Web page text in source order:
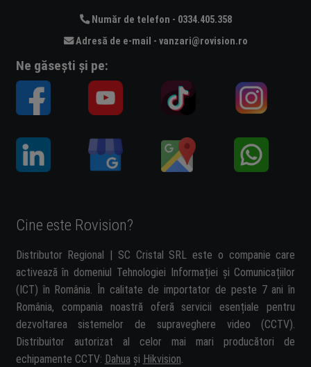
Număr de telefon - 0334.405.358
Adresă de e-mail - vanzari@rovision.ro
Ne găsești și pe:
Cine este Rovision?
Distributor Regional | SC Cristal SRL este o companie care
activează în domeniul Tehnologiei Informației și Comunicațiilor
(ICT) în România. În calitate de importator de peste 7 ani în
România, compania noastră oferă servicii esențiale pentru
dezvoltarea sistemelor de supraveghere video (CCTV).
Distribuitor autorizat al celor mai mari producători de
echipamente CCTV: Dahua și Hikvision.